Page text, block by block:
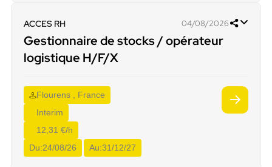
ACCES RH 04/08/2026
Gestionnaire de stocks / opérateur
logistique H/F/X
Flourens , France
Interim
12,31 €/h
Du:24/08/26 Au:31/12/27